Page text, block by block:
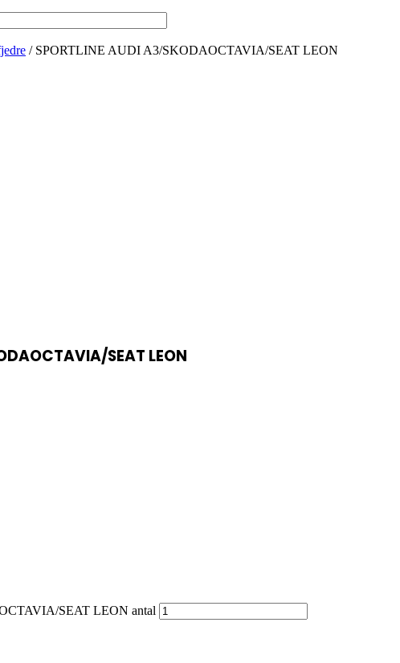
/ SPORTLINE AUDI A3/SKODAOCTAVIA/SEAT LEON
SEAT LEON
SEAT LEON antal